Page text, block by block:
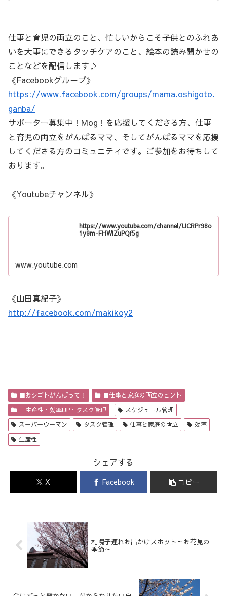
仕事と育児の両立のこと、忙しいからこそ子供とのふれあ
いを大事にできるタッチケアのこと、絵本の読み聞かせの
ことなどを配信します♪
《Facebookグループ》
https://www.facebook.com/groups/mama.oshigoto.
ganba/
サポーター募集中！Mog！を応援してくださる方、仕事
と育児の両立をがんばるママ、そしてがんばるママを応援
してくださる方のコミュニティです。ご参加をお待ちして
おります。
《Youtubeチャンネル》
https://www.youtube.com/channel/UCRPr98o
1y9m-FHWIZuPQf5g
www.youtube.com
《山田真紀子》
http://facebook.com/makikoy2
■おシゴトがんばって！
■仕事と家庭の両立のヒント
－生産性・効率UP・タスク管理
スケジュール管理
スーパーウーマン
タスク管理 仕事と家庭の両立
効率
生産性
シェアする
X Facebook コピー
札幌子連れお出かけスポット～お花見の
季節～